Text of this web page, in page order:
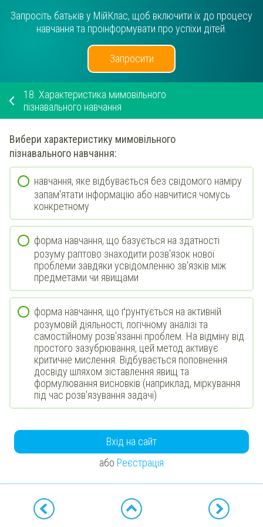
Запросіть батьків у МійКлас, щоб включити їх до процесу
навчання та проінформувати про успіхи дітей.
Запросити
18. Характеристика мимовільного
пізнавального навчання
Вибери характеристику мимовільного
пізнавального навчання:
навчання, яке відбувається без свідомого наміру
запам'ятати інформацію або навчитися чомусь
конкретному
форма навчання, що базується на здатності
розуму раптово знаходити розв'язок нової
проблеми завдяки усвідомленню зв'язків між
предметами чи явищами
форма навчання, що ґрунтується на активній
розумовій діяльності, логічному аналізі та
самостійному розв'язанні проблем. На відміну від
простого зазубрювання, цей метод активує
критичне мислення. Відбувається поповнення
досвіду шляхом зіставлення явищ та
формулювання висновків (наприклад, міркування
під час розв'язування задачі)
Вхід на сайт
або Реєстрація